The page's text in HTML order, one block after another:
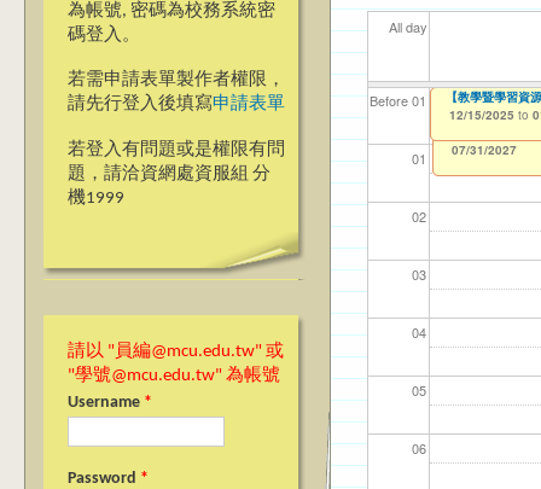
為帳號, 密碼為校務系統密
碼登入。
若需申請表單製作者權限，
請先行登入後填寫申請表單
若登入有問題或是權限有問
題，請洽資網處資服組 分
機1999
請以 "員編@mcu.edu.tw" 或
"學號@mcu.edu.tw" 為帳號
Username *
Password *
All day
Before 01
01
02
03
04
05
06
【資網處】
整合系統～表單
12/31/2027
【財務處】工讀
11/12/2021 to
【財務處】漏打
錄
07/31/2027
114
04/
114
02/
114
03/
【學
07/
114
09/
114(下)職場實
12/15/2025 to
【教學暨學習資
12/15/2025 to